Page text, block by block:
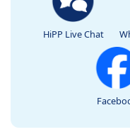
HiPP Live Chat